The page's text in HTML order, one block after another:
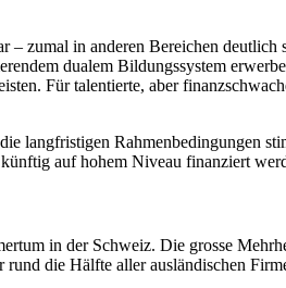
– zumal in anderen Bereichen
dualem Bildungssystem
Für talentierte, aber
langfristigen Rahmenbedingungen
auf hohem Niveau finanziert
in der Schweiz. Die grosse
die Hälfte aller ausländischen